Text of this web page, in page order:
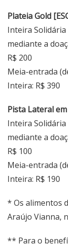
Plateia Gold
Inteira
mediante a
R$ 200
Meia-entrada
Inteira: R$ 390
Pista Lateral em
Inteira
mediante a
R$ 100
Meia-entrada
Inteira: R$ 190
* Os alimentos
Araújo Vianna,
** Para o